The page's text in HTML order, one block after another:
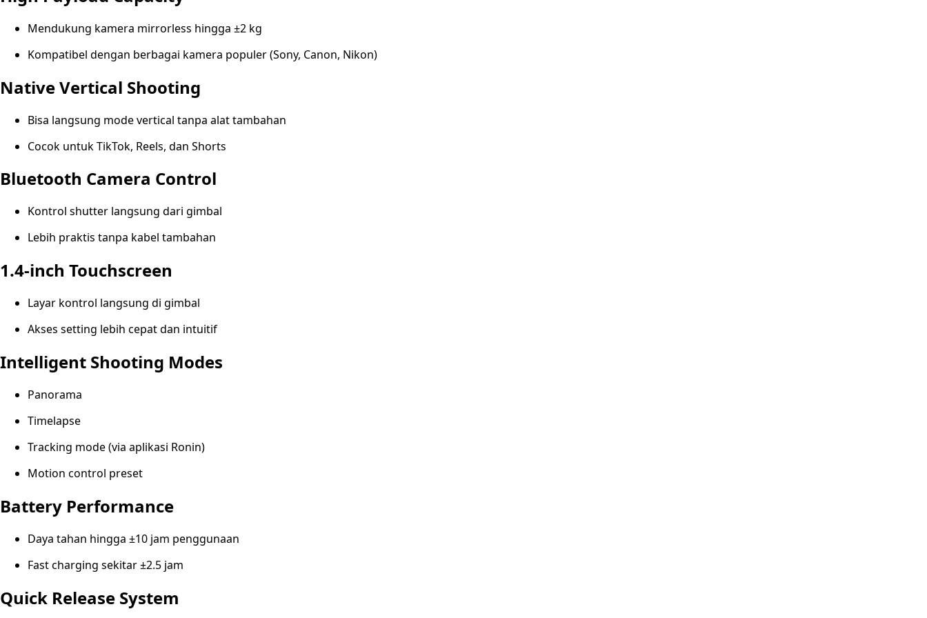
Mendukung kamera mirrorless hingga ±2 kg
Kompatibel dengan berbagai kamera populer (Sony, Canon, Nikon)
Native Vertical Shooting
Bisa langsung mode vertical tanpa alat tambahan
Cocok untuk TikTok, Reels, dan Shorts
Bluetooth Camera Control
Kontrol shutter langsung dari gimbal
Lebih praktis tanpa kabel tambahan
1.4-inch Touchscreen
Layar kontrol langsung di gimbal
Akses setting lebih cepat dan intuitif
Intelligent Shooting Modes
Panorama
Timelapse
Tracking mode (via aplikasi Ronin)
Motion control preset
Battery Performance
Daya tahan hingga ±10 jam penggunaan
Fast charging sekitar ±2.5 jam
Quick Release System